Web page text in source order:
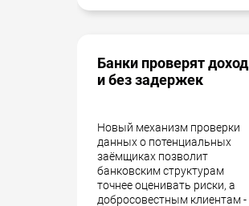
Банки проверят
и без задержек
Новый механизм проверки
данных о потенциальных
заёмщиках позволит
банковским структурам
точнее оценивать риски, а
добросовестным клиентам -